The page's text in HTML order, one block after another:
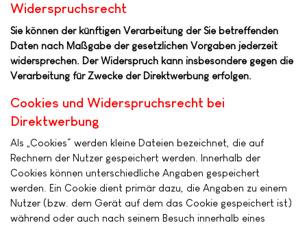
Widerspruchsrecht
Sie können der künftigen Verarbeitung der Sie betreffenden
Daten nach Maßgabe der gesetzlichen Vorgaben jederzeit
widersprechen. Der Widerspruch kann insbesondere gegen die
Verarbeitung für Zwecke der Direktwerbung erfolgen.
Cookies und Widerspruchsrecht bei
Direktwerbung
Als „Cookies“ werden kleine Dateien bezeichnet, die auf
Rechnern der Nutzer gespeichert werden. Innerhalb der
Cookies können unterschiedliche Angaben gespeichert
werden. Ein Cookie dient primär dazu, die Angaben zu einem
Nutzer (bzw. dem Gerät auf dem das Cookie gespeichert ist)
während oder auch nach seinem Besuch innerhalb eines